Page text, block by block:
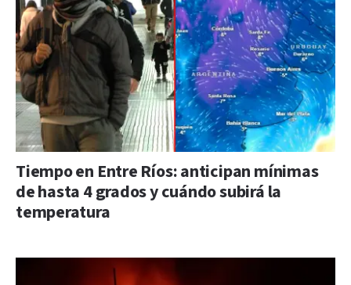
Tiempo en Entre Ríos: anticipan mínimas
de hasta 4 grados y cuándo subirá la
temperatura